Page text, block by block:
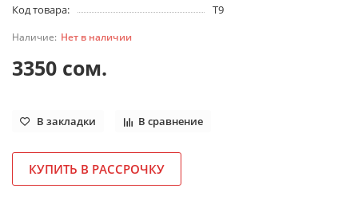
Код товара: T9
Нет в наличии
3350 сом.
В закладки В сравнение
КУПИТЬ В РАССРОЧКУ